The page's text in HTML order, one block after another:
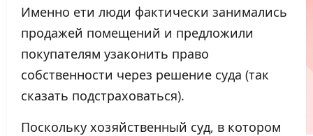
Именно ети люди фактически занимались
продажей помещений и предложили
покупателям узаконить право
собственности через решение суда (так
сказать подстраховаться).
Поскольку хозяйственный суд, в котором